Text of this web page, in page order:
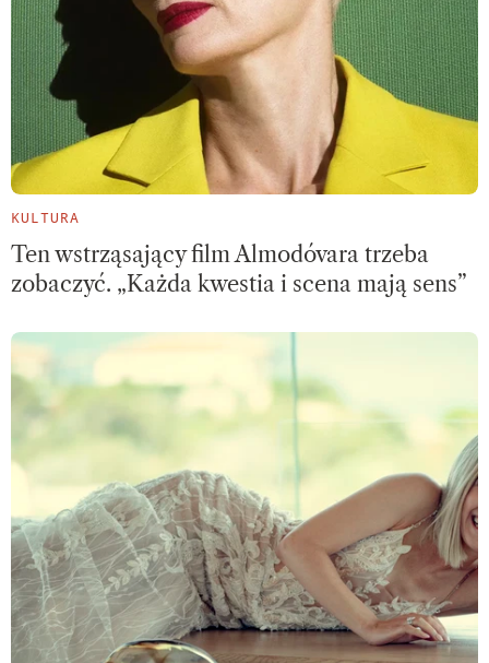
KULTURA
Ten wstrząsający film Almodóvara trzeba
zobaczyć. „Każda kwestia i scena mają sens”